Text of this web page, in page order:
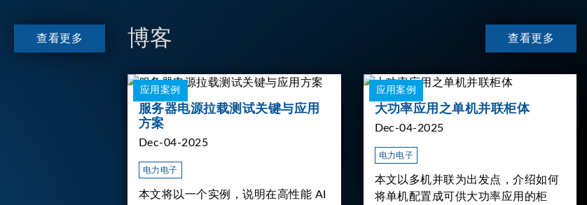
查看更多 博客 查看更多
应用案例
服务器电源拉载测试关键与应用
方案
Dec-04-2025
电力电子
本文将以一个实例，说明在高性能 AI
应用案例
大功率应用之单机并联柜体
Dec-04-2025
电力电子
本文以多机并联为出发点，介绍如何
将单机配置成可供大功率应用的柜